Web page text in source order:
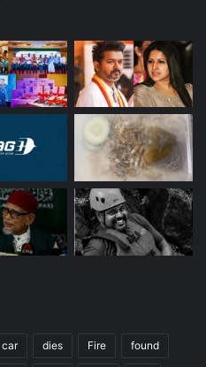
car dies Fire found